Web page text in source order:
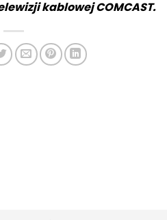
kablowej COMCAST.